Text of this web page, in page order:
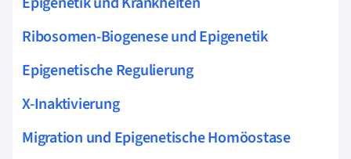
Ribosomen-Biogenese und Epigenetik
Epigenetische Regulierung
X-Inaktivierung
Migration und Epigenetische Homöostase